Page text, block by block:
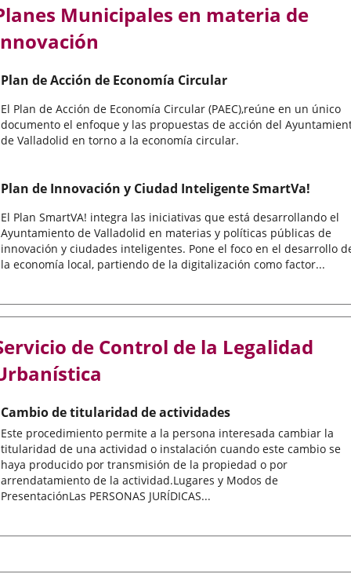
Municipales en materia de
Plan de Acción de Economía Circular
El Plan de Acción de Economía Circular (PAEC),reúne en un único
documento el enfoque y las propuestas de acción del
de Valladolid en torno a la economía circular.
Plan de Innovación y Ciudad Inteligente SmartVa!
El Plan SmartVA! integra las iniciativas que está desarrollando el
Ayuntamiento de Valladolid en materias y políticas públicas de
innovación y ciudades inteligentes. Pone el foco en el desarrollo
la economía local, partiendo de la digitalización como factor...
de Control de la Legalidad
Cambio de titularidad de actividades
Este procedimiento permite a la persona interesada cambiar la
titularidad de una actividad o instalación cuando este cambio se
haya producido por transmisión de la propiedad o por
arrendatamiento de la actividad.Lugares y Modos de
PresentaciónLas PERSONAS JURÍDICAS...